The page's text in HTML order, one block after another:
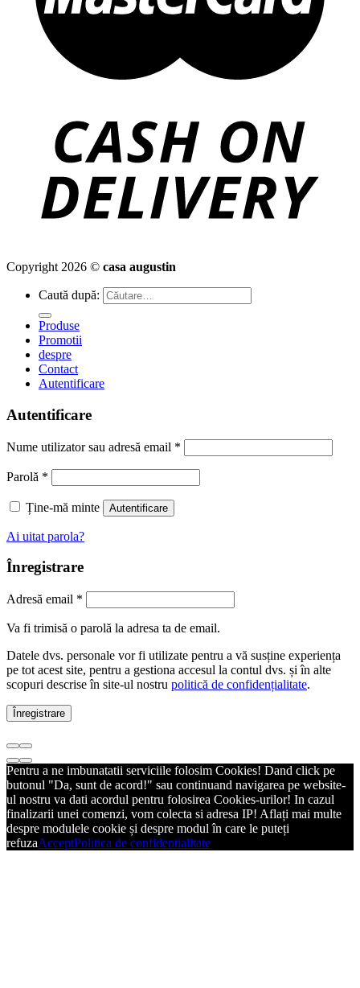
Copyright 2026 © casa augustin
Caută după:
Produse
Promotii
despre
Contact
Autentificare
Autentificare
Nume utilizator sau adresă email *
Parolă *
Ține-mă minte Autentificare
Ai uitat parola?
Înregistrare
Adresă email *
Va fi trimisă o parolă la adresa ta de email.
Datele dvs. personale vor fi utilizate pentru a vă susține experiența
pe tot acest site, pentru a gestiona accesul la contul dvs. și în alte
scopuri descrise în site-ul nostru politică de confidențialitate.
Înregistrare
Pentru a ne imbunatatii serviciile folosim Cookies! Dand click pe
butonul "Da, sunt de acord!" sau continuand navigarea pe website-
ul nostru va dati acordul pentru folosirea Cookies-urilor! In cazul
finalizarii unei comenzi, vom colecta si adresa IP! Aflați mai multe
despre modulele cookie și despre modul în care le puteți
refuzaAcceptPolitica de confidentialitate